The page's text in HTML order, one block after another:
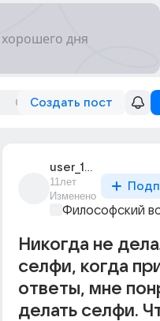
Создать пост
user_182916872
11лет
Изменено
Философский
Никогда не
селфи, когда
ответы, мне
делать селфи.